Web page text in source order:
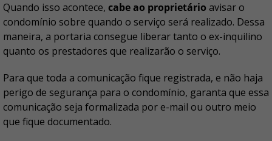
Quando isso acontece, cabe ao proprietário avisar o
condomínio sobre quando o serviço será realizado. Dessa
maneira, a portaria consegue liberar tanto o ex-inquilino
quanto os prestadores que realizarão o serviço.
Para que toda a comunicação fique registrada, e não haja
perigo de segurança para o condomínio, garanta que essa
comunicação seja formalizada por e-mail ou outro meio
que fique documentado.